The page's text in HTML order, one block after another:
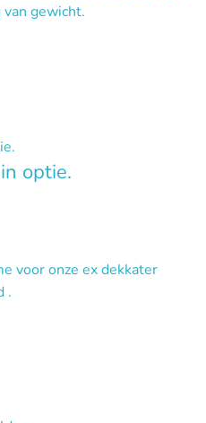
gewicht.
optie.
voor onze ex dekkater
.